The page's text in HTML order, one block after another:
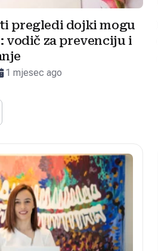
pregledi dojki mogu
vodič za prevenciju i
1 mjesec ago